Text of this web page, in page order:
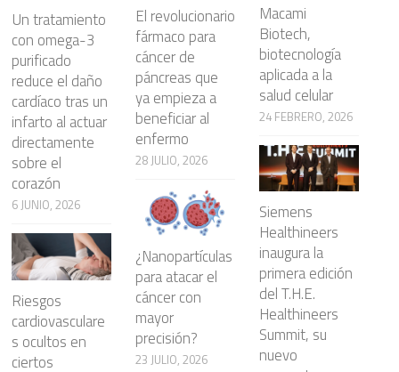
Un tratamiento
con omega-3
purificado
reduce el daño
cardíaco tras un
infarto al actuar
directamente
sobre el
corazón
6 JUNIO, 2026
Riesgos
cardiovasculare
s ocultos en
ciertos
El revolucionario
fármaco para
cáncer de
páncreas que
ya empieza a
beneficiar al
enfermo
28 JULIO, 2026
¿Nanopartículas
para atacar el
cáncer con
mayor
precisión?
23 JULIO, 2026
Macami
Biotech,
biotecnología
aplicada a la
salud celular
24 FEBRERO, 2026
Siemens
Healthineers
inaugura la
primera edición
del T.H.E.
Healthineers
Summit, su
nuevo